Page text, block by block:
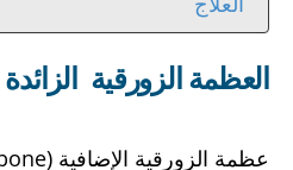
العظمة الزورقية ‏ الزائدة